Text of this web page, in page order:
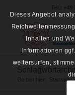
Startseite
Dieses Angebot
Inhalten und
Informationen
weitersurfen,